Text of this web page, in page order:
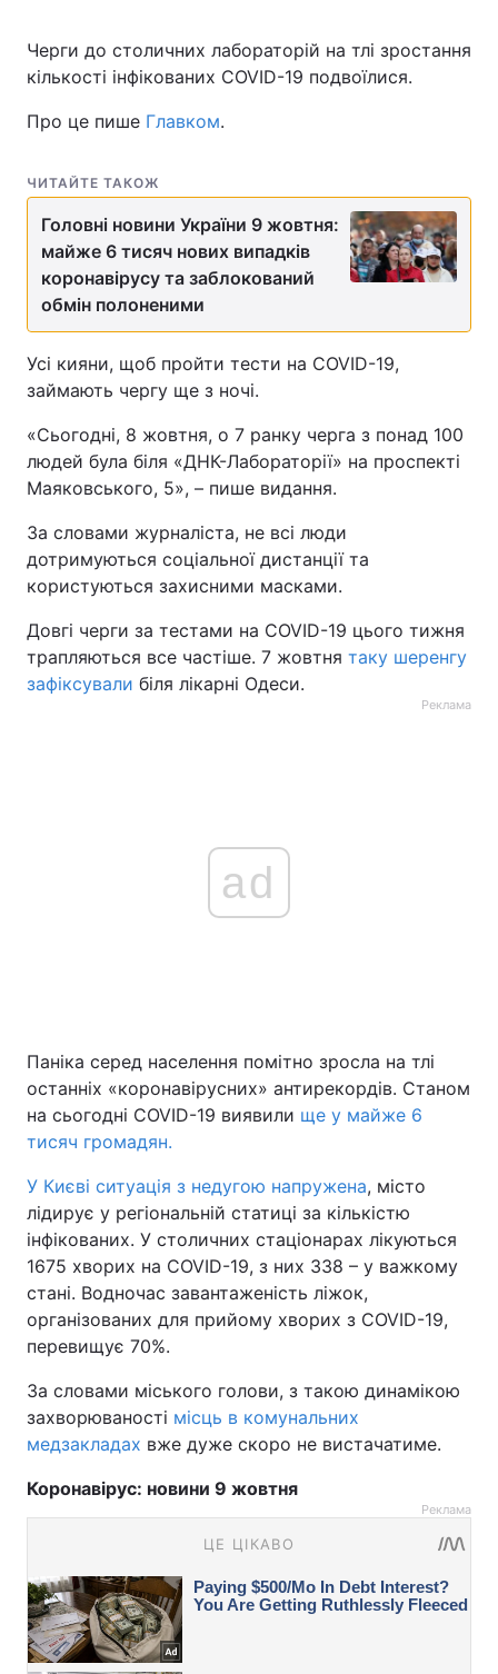
Черги до столичних лабораторій на тлі зростання
кількості інфікованих COVID-19 подвоїлися.
Про це пише Главком.
ЧИТАЙТЕ ТАКОЖ
Головні новини України 9 жовтня:
майже 6 тисяч нових випадків
коронавірусу та заблокований
обмін полоненими
Усі кияни, щоб пройти тести на COVID-19,
займають чергу ще з ночі.
«Сьогодні, 8 жовтня, о 7 ранку черга з понад 100
людей була біля «ДНК-Лабораторії» на проспекті
Маяковського, 5», – пише видання.
За словами журналіста, не всі люди
дотримуються соціальної дистанції та
користуються захисними масками.
Довгі черги за тестами на COVID-19 цього тижня
трапляються все частіше. 7 жовтня таку шеренгу
зафіксували біля лікарні Одеси.
Реклама
ad
Паніка серед населення помітно зросла на тлі
останніх «коронавірусних» антирекордів. Станом
на сьогодні COVID-19 виявили ще у майже 6
тисяч громадян.
У Києві ситуація з недугою напружена, місто
лідирує у регіональній статиці за кількістю
інфікованих. У столичних стаціонарах лікуються
1675 хворих на COVID-19, з них 338 – у важкому
стані. Водночас завантаженість ліжок,
організованих для прийому хворих з COVID-19,
перевищує 70%.
За словами міського голови, з такою динамікою
захворюваності місць в комунальних
медзакладах вже дуже скоро не вистачатиме.
Коронавірус: новини 9 жовтня
Реклама